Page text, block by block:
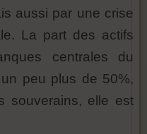
aussi par une crise
La part des actifs
centrales du
peu plus de 50%,
souverains, elle est